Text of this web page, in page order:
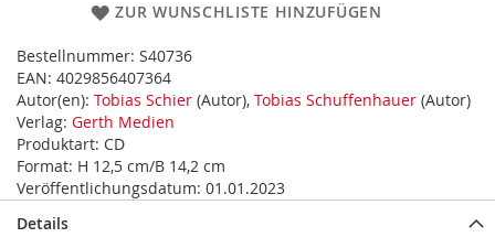
ZUR WUNSCHLISTE HINZUFÜGEN
Bestellnummer: S40736
EAN: 4029856407364
Autor(en): Tobias Schier (Autor), Tobias Schuffenhauer (Autor)
Verlag: Gerth Medien
Produktart: CD
Format: H 12,5 cm/B 14,2 cm
Veröffentlichungsdatum: 01.01.2023
Details